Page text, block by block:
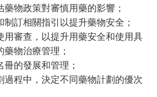
藥物政策對審慎用藥的影響；
制訂相關指引以提升藥物安全；
用審查，以提升用藥安全和使用具
藥物治療管理；
冊的發展和管理；
過程中，決定不同藥物計劃的優次